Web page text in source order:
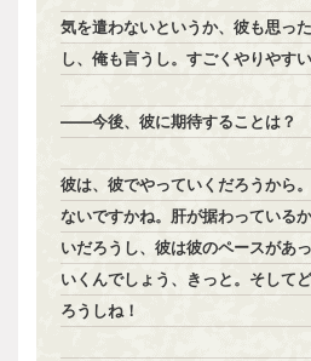
気を遣わないというか、彼も思っ
し、俺も言うし。すごくやりやす
――今後、彼に期待することは？
彼は、彼でやっていくだろうから
ないですかね。肝が据わっている
いだろうし、彼は彼のペースがあ
いくんでしょう、きっと。そして
ろうしね！